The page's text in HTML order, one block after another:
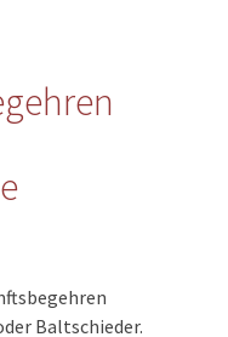
Baltschieder.